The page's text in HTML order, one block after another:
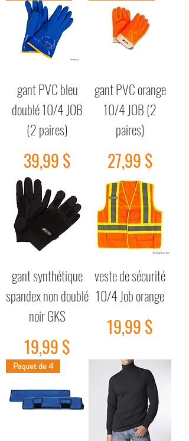
gant PVC bleu
doublé 10/4 JOB
(2 paires)
Prix
39,99 $
gant PVC orange
10/4 JOB (2
paires)
Prix
27,99 $
gant synthétique
spandex non doublé
noir GKS
Prix
19,99 $
veste de sécurité
10/4 Job orange
Prix
19,99 $
Paquet de 4